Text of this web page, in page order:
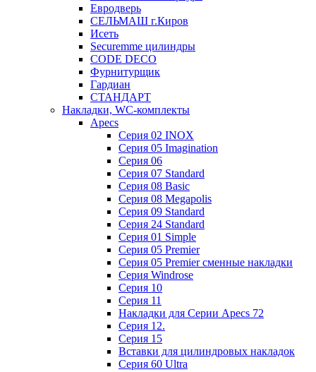
Евродверь
СЕЛЬМАШ г.Киров
Исеть
Securemme цилиндры
CODE DECO
Фурнитурщик
Гардиан
СТАНДАРТ
Накладки, WC-комплекты
Apecs
Cерия 02 INOX
Cерия 05 Imagination
Cерия 06
Cерия 07 Standard
Cерия 08 Basic
Cерия 08 Megapolis
Cерия 09 Standard
Cерия 24 Standard
Серия 01 Simple
Серия 05 Premier
Серия 05 Premier сменные накладки
Cерия Windrose
Серия 10
Серия 11
Накладки для Серии Apecs 72
Серия 12.
Серия 15
Вставки для цилиндровых накладок
Серия 60 Ultra